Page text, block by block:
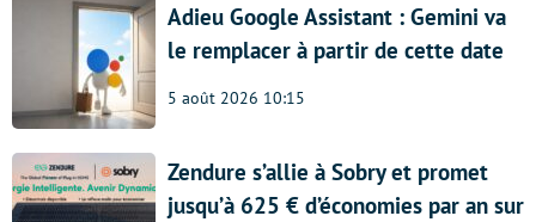
Adieu Google Assistant : Gemini va
le remplacer à partir de cette date
5 août 2026 10:15
Zendure s’allie à Sobry et promet
jusqu’à 625 € d’économies par an sur